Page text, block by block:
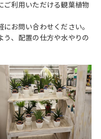
ご利用いただける観葉植物
お問い合わせください。
う、配置の仕方や水やりの